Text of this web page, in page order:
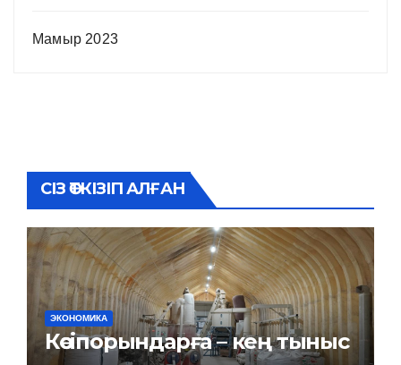
Мамыр 2023
СІЗ ӨТКІЗІП АЛҒАН
ЭКОНОМИКА
Кәсіпорындарға – кең тыныс